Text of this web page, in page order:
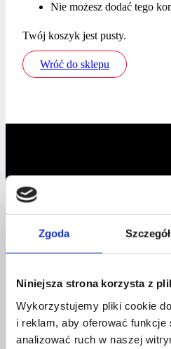
Zgoda
Niniejsza strona korzysta z
Wykorzystujemy pliki cookie
i reklam, aby oferować funkcje
analizować ruch w naszej
Nie możesz dodać tego
Twój koszyk jest pusty.
Wróć do sklepu
Profil facebook
Profil instagram
Profil tiktok
Szpilka